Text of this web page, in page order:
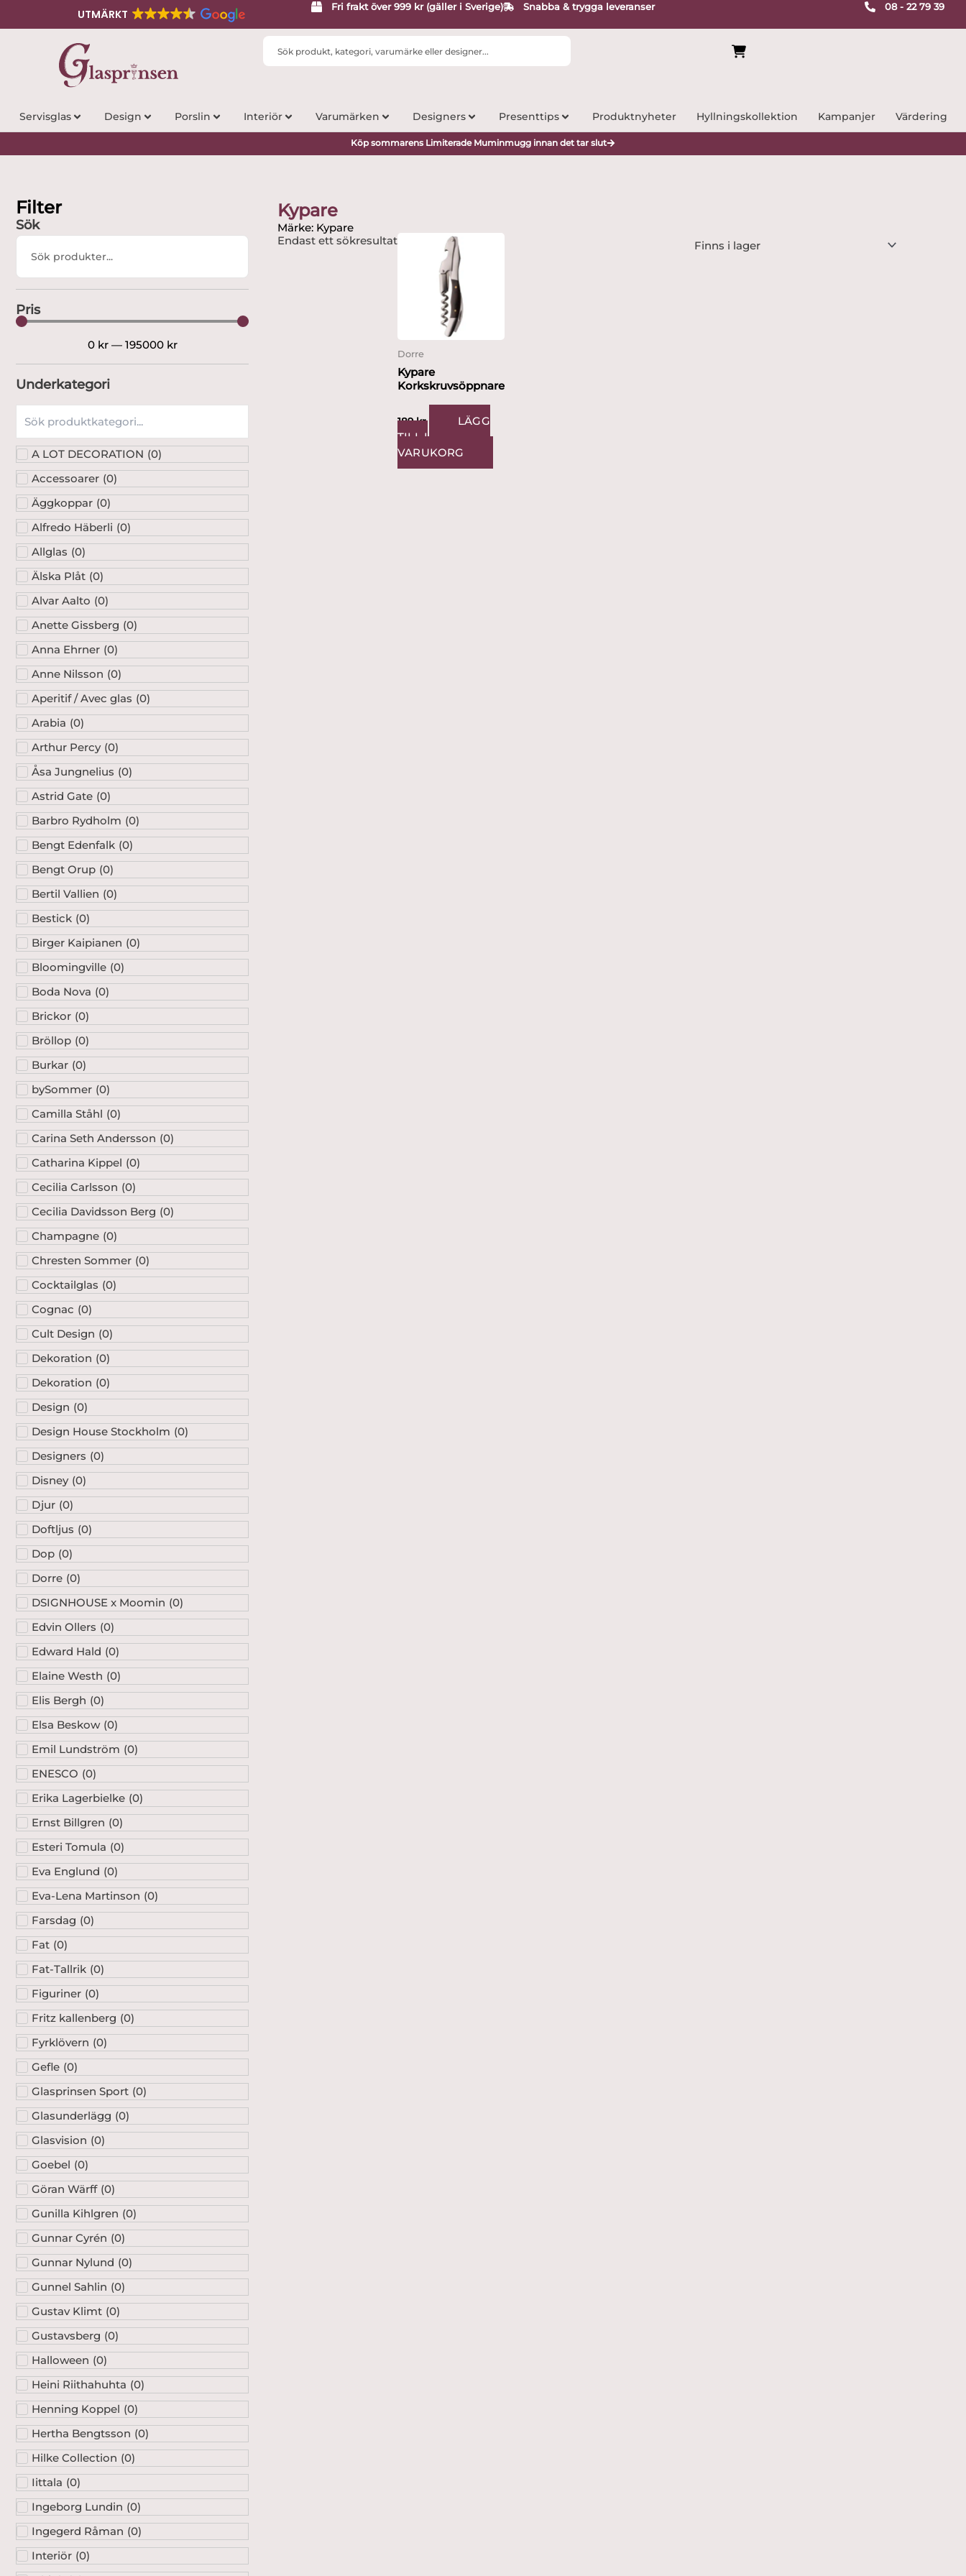
UTMÄRKT
Fri frakt över 999 kr (gäller i Sverige) Snabba & trygga leveranser 08 - 22 79 39
Search
Servisglas Design Porslin Interiör Varumärken Designers Presenttips Produktnyheter Hyllningskollektion Kampanjer Värdering
Köp sommarens Limiterade Muminmugg innan det tar slut
Filter
Sök
Search
Pris
0 kr— 195000 kr
Underkategori
A LOT DECORATION (0)
Accessoarer (0)
Äggkoppar (0)
Alfredo Häberli (0)
Allglas (0)
Älska Plåt (0)
Alvar Aalto (0)
Anette Gissberg (0)
Anna Ehrner (0)
Anne Nilsson (0)
Aperitif / Avec glas (0)
Arabia (0)
Arthur Percy (0)
Åsa Jungnelius (0)
Astrid Gate (0)
Barbro Rydholm (0)
Bengt Edenfalk (0)
Bengt Orup (0)
Bertil Vallien (0)
Bestick (0)
Birger Kaipianen (0)
Bloomingville (0)
Boda Nova (0)
Brickor (0)
Bröllop (0)
Burkar (0)
bySommer (0)
Camilla Ståhl (0)
Carina Seth Andersson (0)
Catharina Kippel (0)
Cecilia Carlsson (0)
Cecilia Davidsson Berg (0)
Champagne (0)
Chresten Sommer (0)
Cocktailglas (0)
Cognac (0)
Cult Design (0)
Dekoration (0)
Dekoration (0)
Design (0)
Design House Stockholm (0)
Designers (0)
Disney (0)
Djur (0)
Doftljus (0)
Dop (0)
Dorre (0)
DSIGNHOUSE x Moomin (0)
Edvin Ollers (0)
Edward Hald (0)
Elaine Westh (0)
Elis Bergh (0)
Elsa Beskow (0)
Emil Lundström (0)
ENESCO (0)
Erika Lagerbielke (0)
Ernst Billgren (0)
Esteri Tomula (0)
Eva Englund (0)
Eva-Lena Martinson (0)
Farsdag (0)
Fat (0)
Fat-Tallrik (0)
Figuriner (0)
Fritz kallenberg (0)
Fyrklövern (0)
Gefle (0)
Glasprinsen Sport (0)
Glasunderlägg (0)
Glasvision (0)
Goebel (0)
Göran Wärff (0)
Gunilla Kihlgren (0)
Gunnar Cyrén (0)
Gunnar Nylund (0)
Gunnel Sahlin (0)
Gustav Klimt (0)
Gustavsberg (0)
Halloween (0)
Heini Riithahuhta (0)
Henning Koppel (0)
Hertha Bengtsson (0)
Hilke Collection (0)
Iittala (0)
Ingeborg Lundin (0)
Ingegerd Råman (0)
Interiör (0)
Kypare
Märke: Kypare
Endast ett sökresultat
Dorre
Kypare
Korkskruvsöppnare
189kr
LÄGG
TILL I
VARUKORG